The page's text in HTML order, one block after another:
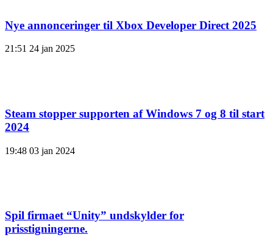
Nye annonceringer til Xbox Developer Direct 2025
21:51 24 jan 2025
Steam stopper supporten af ​​Windows 7 og 8 til start
2024
19:48 03 jan 2024
Spil firmaet “Unity” undskylder for
prisstigningerne.